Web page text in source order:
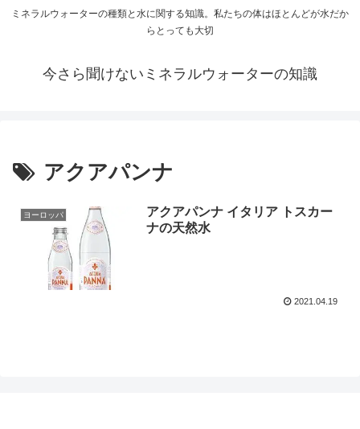
ミネラルウォーターの種類と水に関する知識。私たちの体はほとんどが水だか
らとっても大切
今さら聞けないミネラルウォーターの知識
アクアパンナ
ヨーロッパ
アクアパンナ イタリア トスカー
ナの天然水
2021.04.19